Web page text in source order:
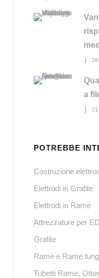
a
POTREBBE
Costruzione
Elettrodi in Grafite
Elettrodi in Rame
Attrezzature per
Grafite
Rame e Rame
Tubetti Rame,